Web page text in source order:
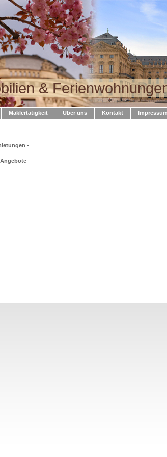
&
Maklertätigkeit Über uns Kontakt Impressum
-